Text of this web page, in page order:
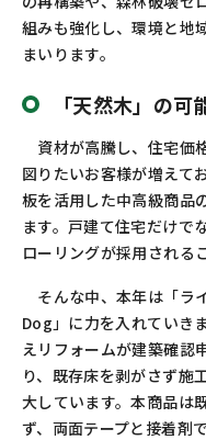
組みも強化し、環境と地
まいります。
「天然木」の
資材が高騰し、住宅価
図りたいお客様が増えて
板を活用した中高級商品
ます。戸建て住宅だけで
ローリングが採用される
そんな中、本年は「ラ
Dog」に力を入れていき
えリフォームが建築確認
り、既存床を剥がさず施
大しています。本商品は
ず、両面テープと接着剤